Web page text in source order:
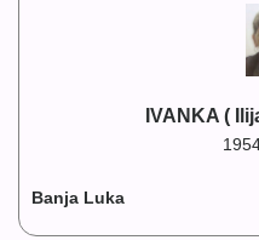
IVANKA (
Banja Luka